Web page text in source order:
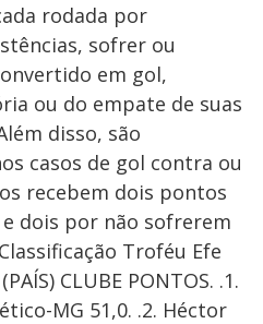
rodada por
sofrer ou
em gol,
ou do empate de suas
disso, são
casos de gol contra ou
recebem dois pontos
dois por não sofrerem
Troféu Efe
CLUBE PONTOS. .1.
MG 51,0. .2. Héctor